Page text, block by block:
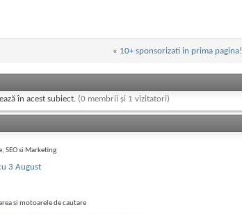
« 10+ sponsorizati in prima pagina!
în acest subiect. (0 membrii și 1 vizitatori)
SEO si Marketing
3 August
si motoarele de cautare